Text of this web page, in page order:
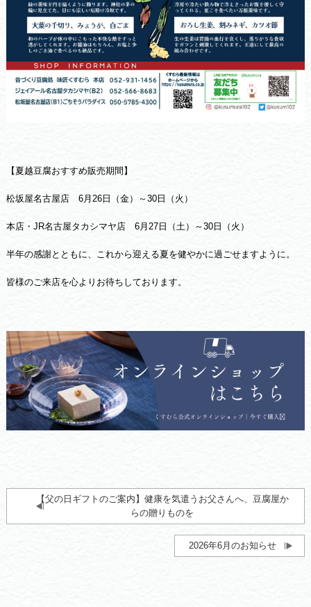
【夏越豆腐おすすめ販売期間】
松坂屋名古屋店 6月26日（金）～30日（火）
本店・JR名古屋タカシマヤ店 6月27日（土）～30日（火）
半年の感謝とともに、これから迎える夏を健やかに過ごせますように。
皆様のご来店を心よりお待ちしております。
【父の日ギフトのご案内】健康を気遣うお父さんへ、豆腐屋か
らの贈りものを
2026年6月のお知らせ